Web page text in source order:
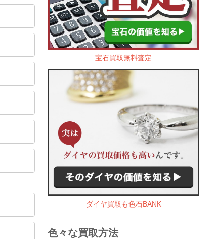
宝石買取無料査定
ダイヤ買取も色石BANK
色々な買取方法